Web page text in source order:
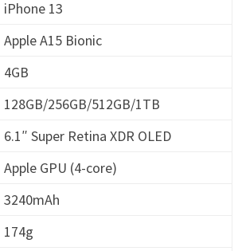
iPhone 13
Apple A15 Bionic
4GB
128GB/256GB/512GB/1TB
6.1″ Super Retina XDR OLED
Apple GPU (4-core)
3240mAh
174g